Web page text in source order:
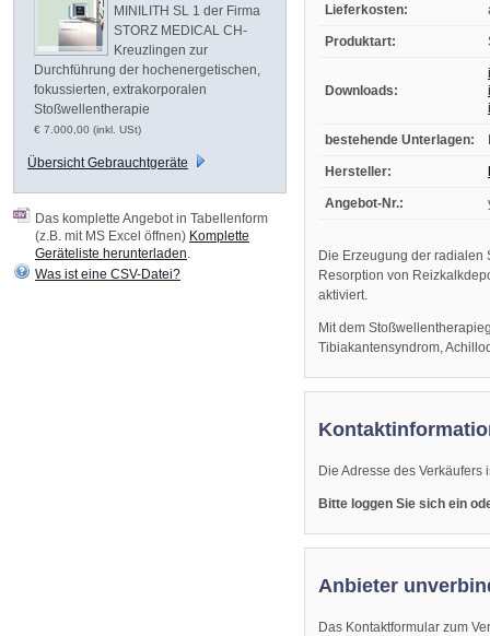
Lieferkosten:
Produktart:
Downloads:
bestehende Unterlagen:
Hersteller:
Angebot-Nr.:
Die Erzeugung der radialen
Resorption von
aktiviert.
Mit dem
Tibiakantensyndrom,
Die Adresse des
Bitte loggen Sie sich ein
Anbieter
Das Kontaktformular zum
MINILITH SL 1 der Firma
STORZ MEDICAL CH-
Kreuzlingen zur
Durchführung der hochenergetischen,
fokussierten, extrakorporalen
Stoßwellentherapie
€ 7.000,00 (inkl. USt)
Übersicht Gebrauchtgeräte
Das komplette Angebot in Tabellenform
(z.B. mit MS Excel öffnen) Komplette
Geräteliste herunterladen
Was ist eine CSV-Datei?